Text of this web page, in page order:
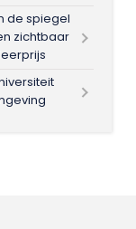
de spiegel
zichtbaar